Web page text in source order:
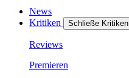
News
Kritiken
Schließe Kritiken
Reviews
Premieren